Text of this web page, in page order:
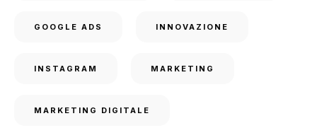
GOOGLE ADS INNOVAZIONE
INSTAGRAM MARKETING
MARKETING DIGITALE